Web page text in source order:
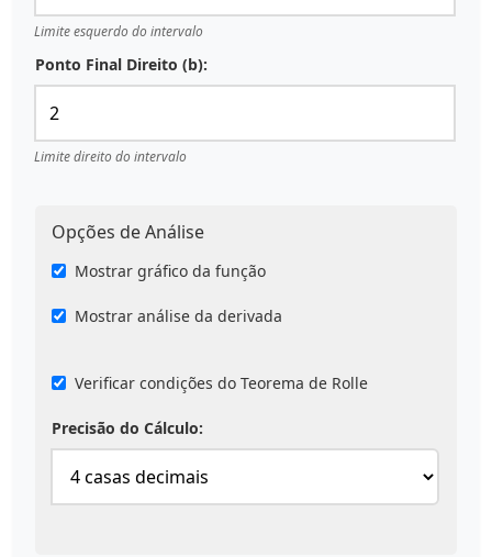
Limite esquerdo do intervalo
Ponto Final Direito (b):
Limite direito do intervalo
Opções de Análise
Mostrar gráfico da função
Mostrar análise da derivada
Verificar condições do Teorema de Rolle
Precisão do Cálculo: